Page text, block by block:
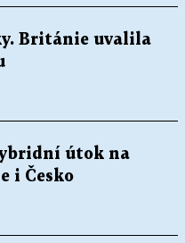
Británie uvalila
útok na
i Česko